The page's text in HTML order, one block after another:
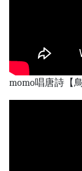
momo唱唐詩【